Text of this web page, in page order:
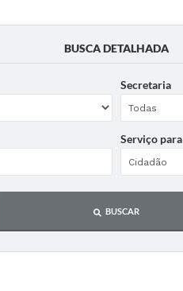
BUSCA DETALHADA
Secretaria
Serviço para
BUSCAR